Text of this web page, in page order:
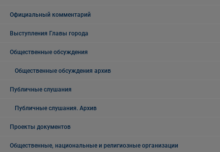
Официальный комментарий
Выступления Главы города
Общественные обсуждения
Общественные обсуждения архив
Публичные слушания
Публичные слушания. Архив
Проекты документов
Общественные, национальные и религиозные организации